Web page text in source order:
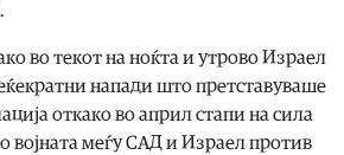
во текот на ноќта и утрово Израел
напади што претставуваше
откако во април стапи на сила
војната меѓу САД и Израел против